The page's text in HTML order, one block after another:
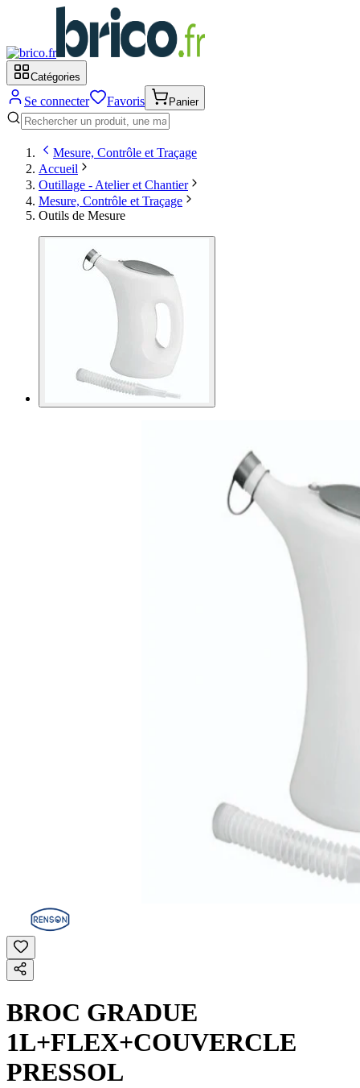
Catégories
Se connecter Favoris Panier
Mesure, Contrôle et Traçage
Accueil
Outillage - Atelier et Chantier
Mesure, Contrôle et Traçage
Outils de Mesure
BROC GRADUE
1L+FLEX+COUVERCLE
PRESSOL